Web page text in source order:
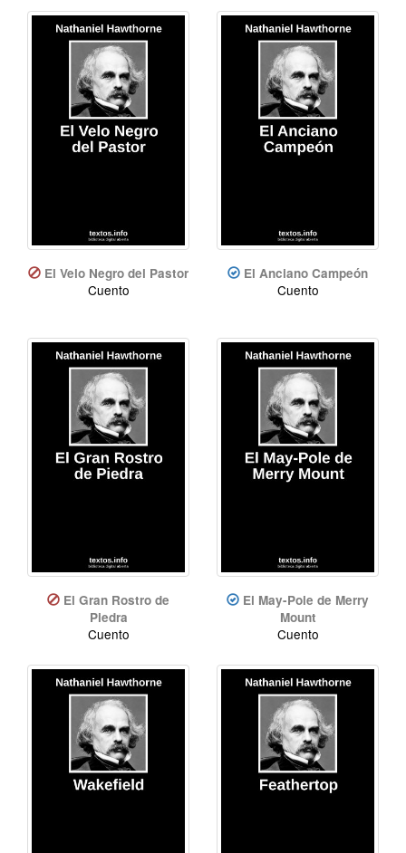
El Velo Negro del Pastor
Cuento
El Anciano Campeón
Cuento
El Gran Rostro de
Piedra
Cuento
El May-Pole de Merry
Mount
Cuento